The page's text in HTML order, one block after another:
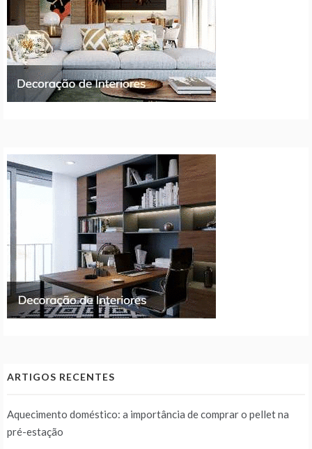
ARTIGOS RECENTES
Aquecimento doméstico: a importância de comprar o pellet na
pré-estação